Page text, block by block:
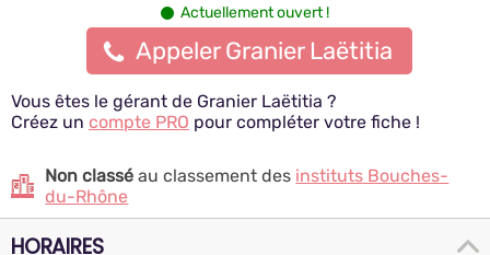
Actuellement ouvert !
Appeler Granier Laëtitia
Vous êtes le gérant de Granier Laëtitia ?
Créez un compte PRO pour compléter votre fiche !
Non classé au classement des instituts Bouches-
du-Rhône
HORAIRES